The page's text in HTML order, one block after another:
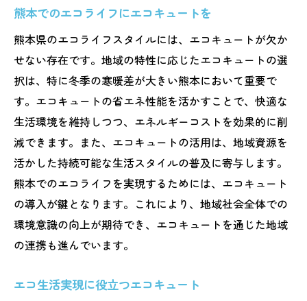
熊本でのエコライフにエコキュートを
熊本県のエコライフスタイルには、エコキュートが欠か
せない存在です。地域の特性に応じたエコキュートの選
択は、特に冬季の寒暖差が大きい熊本において重要で
す。エコキュートの省エネ性能を活かすことで、快適な
生活環境を維持しつつ、エネルギーコストを効果的に削
減できます。また、エコキュートの活用は、地域資源を
活かした持続可能な生活スタイルの普及に寄与します。
熊本でのエコライフを実現するためには、エコキュート
の導入が鍵となります。これにより、地域社会全体での
環境意識の向上が期待でき、エコキュートを通じた地域
の連携も進んでいます。
エコ生活実現に役立つエコキュート